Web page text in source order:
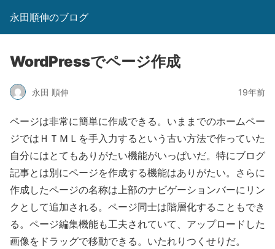
永田順伸のブログ
WordPressでページ作成
永田 順伸 19年前
ページは非常に簡単に作成できる。いままでのホームペー
ジではＨＴＭＬを手入力するという古い方法で作っていた
自分にはとてもありがたい機能がいっぱいだ。特にブログ
記事とは別にページを作成する機能はありがたい。さらに
作成したページの名称は上部のナビゲーションバーにリン
クとして追加される。ページ同士は階層化することもでき
る。ページ編集機能も工夫されていて、アップロードした
画像をドラッグで移動できる。いたれりつくせりだ。